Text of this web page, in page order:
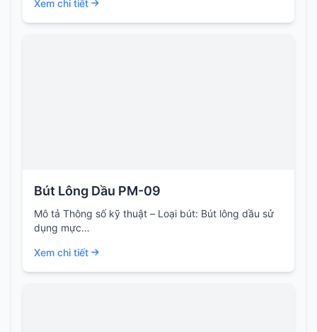
Xem chi tiết
Bút Lông Dầu PM-09
Mô tả Thông số kỹ thuật – Loại bút: Bút lông dầu sử
dụng mực…
Xem chi tiết